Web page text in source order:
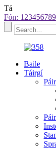
Tá
Fón:
Baile
Táirgí